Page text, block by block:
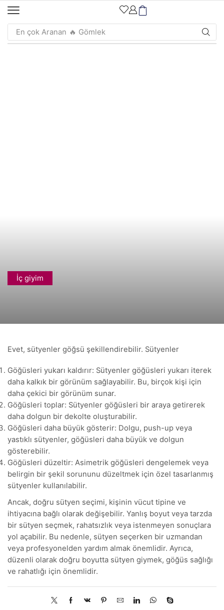
En çok Aranan 🔥 Gömlek
İç giyim
Evet, sütyenler göğsü şekillendirebilir. Sütyenler
Göğüsleri yukarı kaldırır: Sütyenler göğüsleri yukarı iterek
daha kalkık bir görünüm sağlayabilir. Bu, birçok kişi için
daha çekici bir görünüm sunar.
Göğüsleri toplar: Sütyenler göğüsleri bir araya getirerek
daha dolgun bir dekolte oluşturabilir.
Göğüsleri daha büyük gösterir: Dolgu, push-up veya
yastıklı sütyenler, göğüsleri daha büyük ve dolgun
gösterebilir.
Göğüsleri düzeltir: Asimetrik göğüsleri dengelemek veya
belirgin bir şekil sorununu düzeltmek için özel tasarlanmış
sütyenler kullanılabilir.
Ancak, doğru sütyen seçimi, kişinin vücut tipine ve
ihtiyacına bağlı olarak değişebilir. Yanlış boyut veya tarzda
bir sütyen seçmek, rahatsızlık veya istenmeyen sonuçlara
yol açabilir. Bu nedenle, sütyen seçerken bir uzmandan
veya profesyonelden yardım almak önemlidir. Ayrıca,
düzenli olarak doğru boyutta sütyen giymek, göğüs sağlığı
ve rahatlığı için önemlidir.